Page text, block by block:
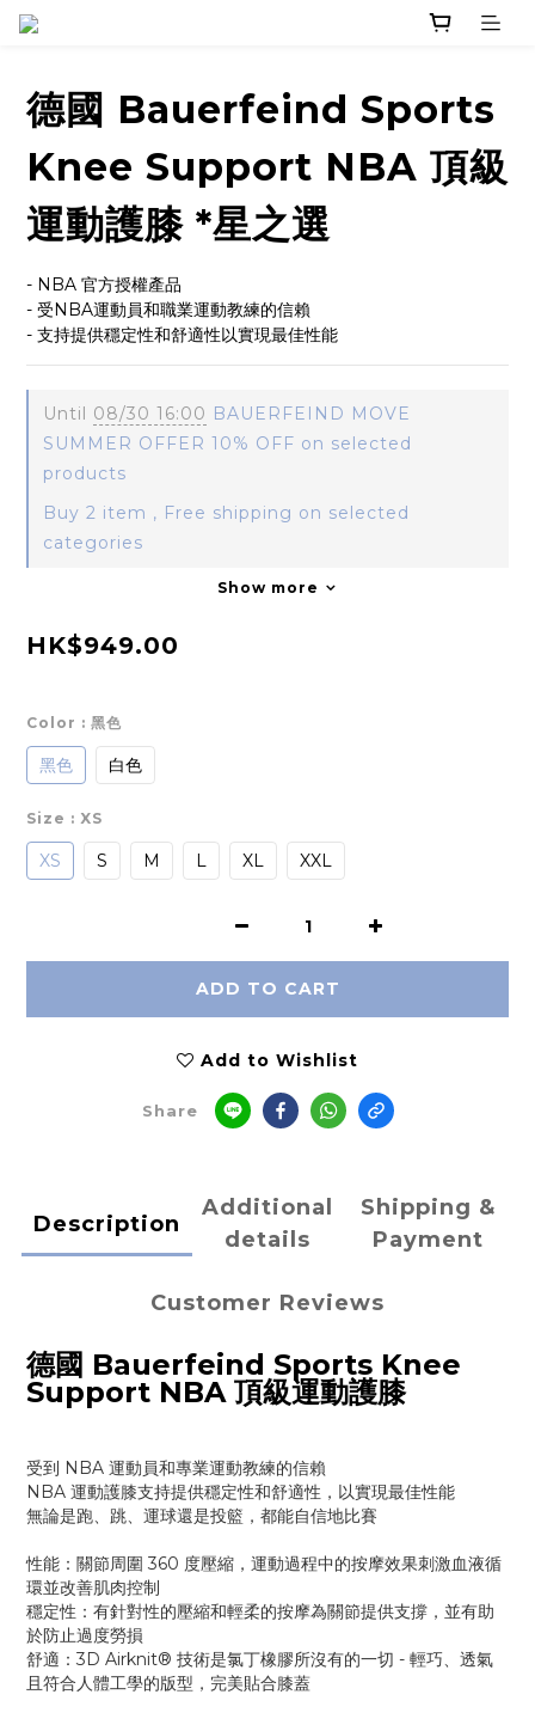
德國 Bauerfeind Sports
Knee Support NBA 頂級
運動護膝 *星之選
- NBA 官方授權產品
- 受NBA運動員和職業運動教練的信賴
- 支持提供穩定性和舒適性以實現最佳性能
Until 08/30 16:00 BAUERFEIND MOVE
SUMMER OFFER 10% OFF on selected
products
Buy 2 item , Free shipping on selected
categories
Show more
HK$949.00
Color : 黑色
黑色 白色
Size : XS
XS S M L XL XXL
ADD TO CART
Add to Wishlist
Share
Description
Additional
details
Shipping &
Payment
Customer Reviews
德國 Bauerfeind Sports Knee
Support NBA 頂級運動護膝
受到 NBA 運動員和專業運動教練的信賴
NBA 運動護膝支持提供穩定性和舒適性，以實現最佳性能
無論是跑、跳、運球還是投籃，都能自信地比賽
性能：關節周圍 360 度壓縮，運動過程中的按摩效果刺激血液循
環並改善肌肉控制
穩定性：有針對性的壓縮和輕柔的按摩為關節提供支撐，並有助
於防止過度勞損
舒適：3D Airknit® 技術是氯丁橡膠所沒有的一切 - 輕巧、透氣
且符合人體工學的版型，完美貼合膝蓋